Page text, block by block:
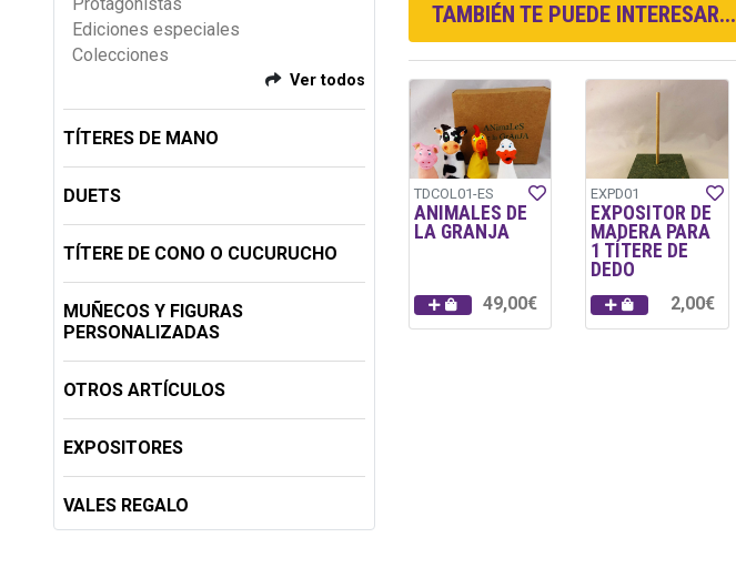
Ediciones especiales
Colecciones
Ver todos
TÍTERES DE MANO
DUETS
TÍTERE DE CONO O CUCURUCHO
MUÑECOS Y FIGURAS
PERSONALIZADAS
OTROS ARTÍCULOS
EXPOSITORES
VALES REGALO
TAMBIÉN TE PUEDE INTERESAR...
TDCOL01-ES
ANIMALES DE
LA GRANJA
49,00€
EXPD01
EXPOSITOR DE
MADERA PARA
1 TÍTERE DE
DEDO
2,00€